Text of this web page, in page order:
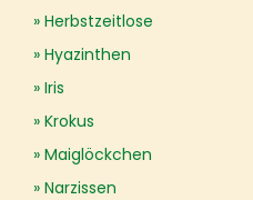
Herbstzeitlose
Hyazinthen
Iris
Krokus
Maiglöckchen
Narzissen